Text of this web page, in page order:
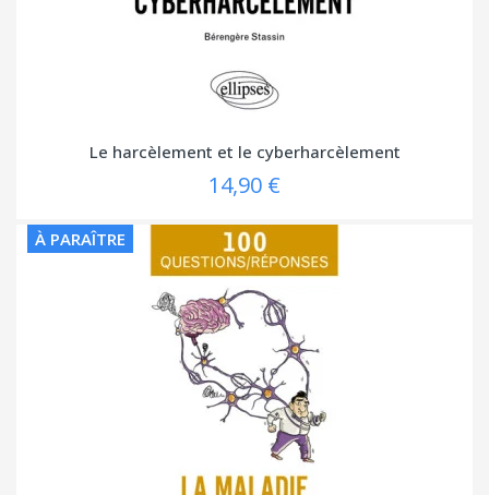
Le harcèlement et le cyberharcèlement
14,90 €
À PARAÎTRE